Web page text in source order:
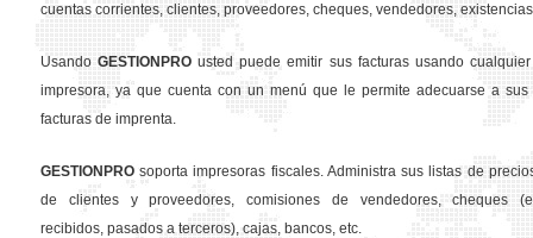
cuentas corrientes, clientes, proveedores, cheques, vendedores,
Usando GESTION PRO usted puede emitir sus facturas usando
impresora, ya que cuenta con un menú que le permite adecuarse a sus
facturas de imprenta.
GESTION PRO soporta impresoras fiscales. Administra sus listas de
de clientes y proveedores, comisiones de vendedores, cheques
recibidos, pasados a terceros), cajas, bancos, etc.